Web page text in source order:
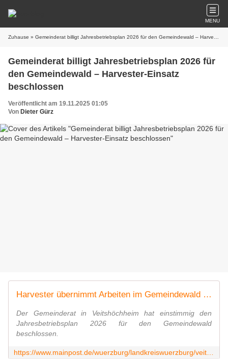
MENU
Zuhause » Gemeinderat billigt Jahresbetriebsplan 2026 für den Gemeindewald – Harvester-Einsatz beschlossen
Gemeinderat billigt Jahresbetriebsplan 2026 für
den Gemeindewald – Harvester-Einsatz
beschlossen
Veröffentlicht am 19.11.2025 01:05
Von Dieter Gürz
Harvester übernimmt Arbeiten im Gemeindewald - Neue Wege nach Fachkräftemangel in Veitshöchheim
Der Gemeinderat in Veitshöchheim hat einstimmig den
Jahresbetriebsplan 2026 für den Gemeindewald
beschlossen.